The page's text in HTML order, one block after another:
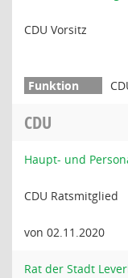
CDU Vorsitz
CDU
Haupt- und
CDU Ratsmitglied
von 02.11.2020
Rat der Stadt